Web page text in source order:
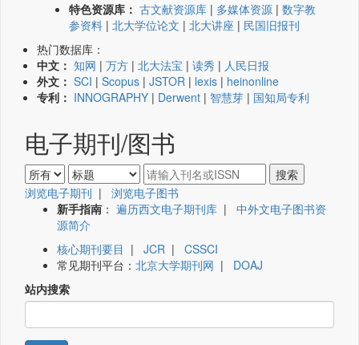
特色资源库： 古文献资源库 | 多媒体资源 | 数字教
参资料 | 北大学位论文 | 北大讲座 | 民国旧报刊
热门数据库：
中文： 知网 | 万方 | 北大法宝 | 读秀 | 人民日报
外文： SCI | Scopus | JSTOR | lexis | heinonline
专利： INNOGRAPHY | Derwent | 智慧芽 | 国知局专利
电子期刊/图书
浏览电子期刊 | 浏览电子图书
新手指南 ： 遍历西文电子期刊库 | 中外文电子图书资
源简介
核心期刊要目 | JCR | CSSCI
常见期刊平台： 北京大学期刊网 | DOAJ
站内搜索